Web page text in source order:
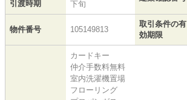
引渡時期
下旬
物件番号 105149813
取引条件の有
効期限
カードキー
仲介手数料無料
室内洗濯機置場
フローリング